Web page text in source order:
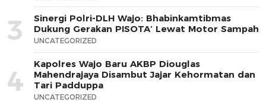
3
Sinergi Polri-DLH Wajo: Bhabinkamtibmas
Dukung Gerakan PISOTA’ Lewat Motor Sampah
UNCATEGORIZED
4
Kapolres Wajo Baru AKBP Diouglas
Mahendrajaya Disambut Jajar Kehormatan dan
Tari Padduppa
UNCATEGORIZED